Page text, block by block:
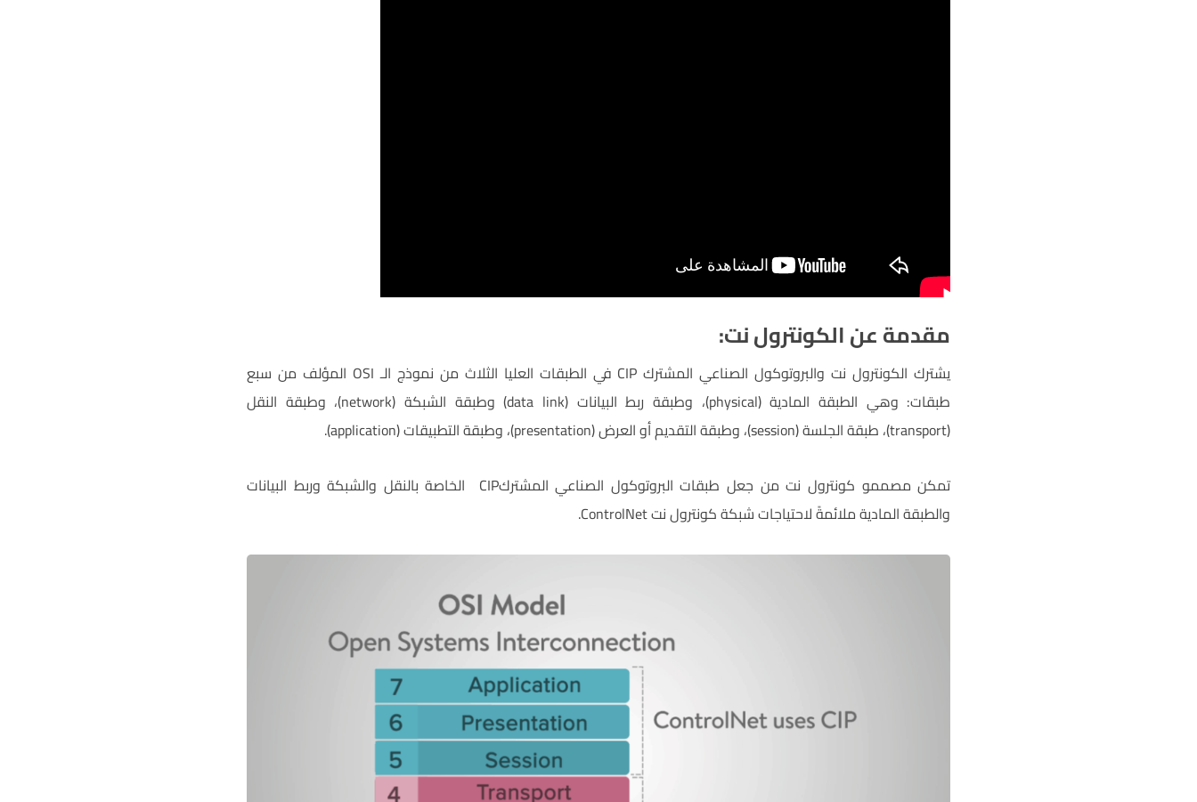
مقدمة عن الكونترول نت:
يشترك الكونترول نت والبروتوكول الصناعي المشترك CIP في الطبقات العليا الثلاث من نموذج الـ OSI المؤلف من سبع
طبقات: وهي الطبقة المادية (physical)، وطبقة ربط البيانات (data link) وطبقة الشبكة (network)، وطبقة النقل
(transport)، طبقة الجلسة (session)، وطبقة التقديم أو العرض (presentation)، وطبقة التطبيقات (application).
تمكن مصممو كونترول نت من جعل طبقات البروتوكول الصناعي المشتركCIP الخاصة بالنقل والشبكة وربط البيانات
والطبقة المادية ملائمةً لاحتياجات شبكة كونترول نت ControlNet.